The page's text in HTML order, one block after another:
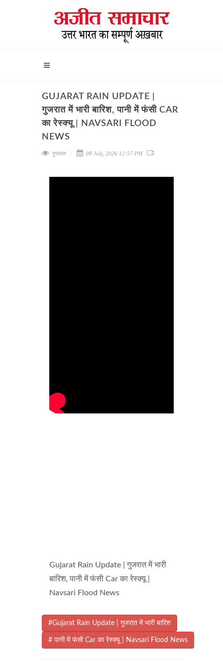
GUJARAT RAIN UPDATE |
गुजरात में भारी बारिश, पानी में फंसी CAR
का रेस्क्यू | NAVSARI FLOOD
NEWS
गुजरात 08 July, 2026 12:57 PM
Gujarat Rain Update | गुजरात में भारी
बारिश, पानी में फंसी Car का रेस्क्यू |
Navsari Flood News
#Gujarat Rain Update | गुजरात में भारी बारिश
# पानी में फंसी Car का रेस्क्यू | Navsari Flood News